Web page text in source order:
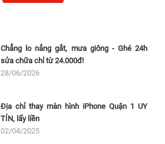
Chẳng lo nắng gắt, mưa giông - Ghé 24h
sửa chữa chỉ từ 24.000đ!
28/06/2026
Địa chỉ thay màn hình iPhone Quận 1 UY
TÍN, lấy liền
02/04/2025